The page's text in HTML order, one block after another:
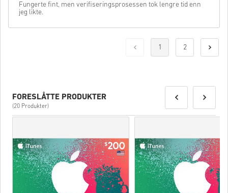
Fungerte fint, men verifiseringsprosessen tok lengre tid enn
jeg likte.
1 2
FORESLÅTTE PRODUKTER
(20 Produkter)